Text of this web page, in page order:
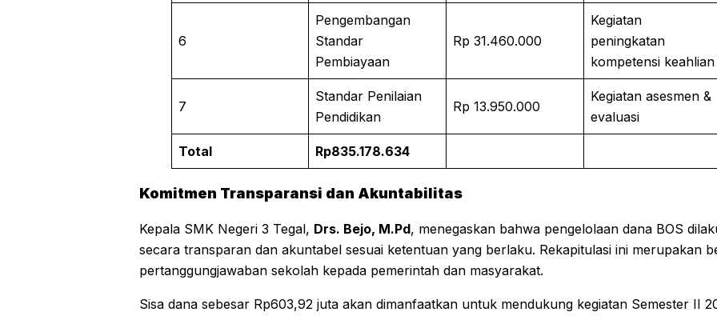
6
Pengembangan
Standar
Pembiayaan
Rp 31.460.000
Kegiatan
peningkatan
kompetensi keahlian
7
Standar Penilaian
Pendidikan
Rp 13.950.000
Kegiatan asesmen &
evaluasi
Total Rp835.178.634
Komitmen Transparansi dan Akuntabilitas
Kepala SMK Negeri 3 Tegal, Drs. Bejo, M.Pd, menegaskan bahwa pengelolaan dana BOS
secara transparan dan akuntabel sesuai ketentuan yang berlaku. Rekapitulasi ini merupakan
pertanggungjawaban sekolah kepada pemerintah dan masyarakat.
Sisa dana sebesar Rp603,92 juta akan dimanfaatkan untuk mendukung kegiatan Semester II